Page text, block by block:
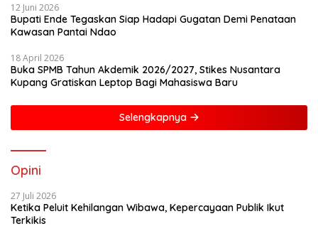
12 Juni 2026
Bupati Ende Tegaskan Siap Hadapi Gugatan Demi Penataan
Kawasan Pantai Ndao
18 April 2026
Buka SPMB Tahun Akdemik 2026/2027, Stikes Nusantara
Kupang Gratiskan Leptop Bagi Mahasiswa Baru
Selengkapnya
Opini
27 Juli 2026
Ketika Peluit Kehilangan Wibawa, Kepercayaan Publik Ikut
Terkikis